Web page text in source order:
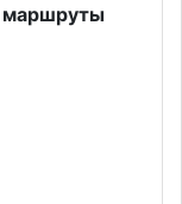
маршруты